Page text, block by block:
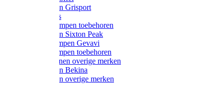
Werklaarzen Grisport
Accessoires
Houten klompen toebehoren
Werklaarzen Sixton Peak
Schoenklompen Gevavi
Schoenklompen toebehoren
Werkschoenen overige merken
Werklaarzen Bekina
Werklaarzen overige merken